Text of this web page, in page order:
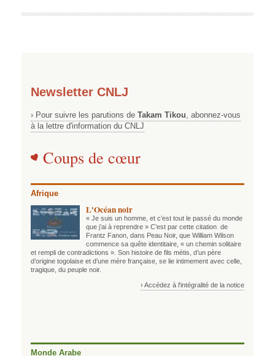
Newsletter CNLJ
› Pour suivre les parutions de Takam Tikou, abonnez-vous
à la lettre d'information du CNLJ
Coups de cœur
Afrique
L'Océan noir
« Je suis un homme, et c’est tout le passé du monde
que j’ai à reprendre » C’est par cette citation de
Frantz Fanon, dans Peau Noir, que William Wilson
commence sa quête identitaire, « un chemin solitaire
et rempli de contradictions ». Son histoire de fils métis, d’un père
d’origine togolaise et d’une mère française, se lie intimement avec celle,
tragique, du peuple noir.
› Accédez à l'intégralité de la notice
Monde Arabe